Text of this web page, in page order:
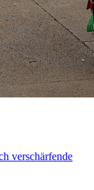
verschärfende